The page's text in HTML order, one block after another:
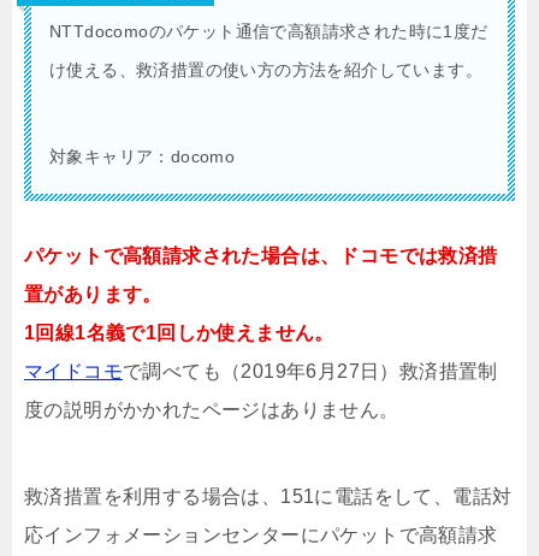
NTTdocomoのパケット通信で高額請求された時に1度だ
け使える、救済措置の使い方の方法を紹介しています。
対象キャリア：docomo
パケットで高額請求された場合は、ドコモでは救済措
置があります。
1回線1名義で1回しか使えません。
マイドコモで調べても（2019年6月27日）救済措置制
度の説明がかかれたページはありません。
救済措置を利用する場合は、151に電話をして、電話対
応インフォメーションセンターにパケットで高額請求